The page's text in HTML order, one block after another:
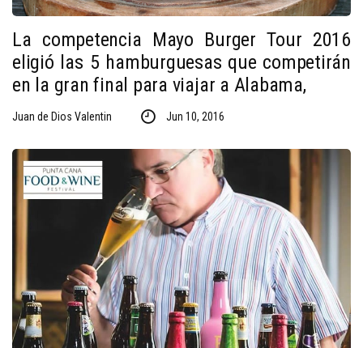
La competencia Mayo Burger Tour 2016
eligió las 5 hamburguesas que competirán
en la gran final para viajar a Alabama,
Juan de Dios Valentin Jun 10, 2016